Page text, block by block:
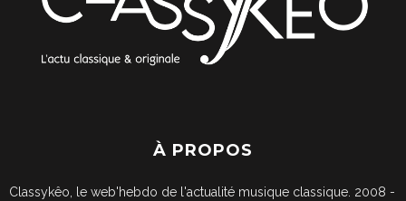
À PROPOS
Classykêo, le web'hebdo de l'actualité musique classique. 2008 -